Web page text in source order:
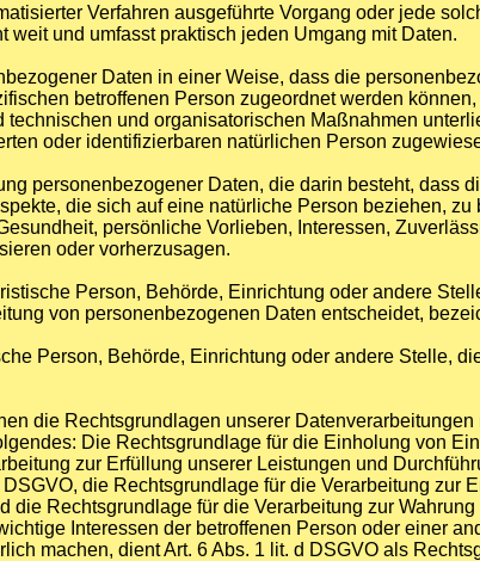
Verfahren ausgeführte Vorgang oder jede
und umfasst praktisch jeden Umgang mit Daten.
Daten in einer Weise, dass die
betroffenen Person zugeordnet werden
technischen und organisatorischen Maßnahmen
oder identifizierbaren natürlichen Person
personenbezogener Daten, die darin besteht, dass
die sich auf eine natürliche Person beziehen,
persönliche Vorlieben, Interessen,
oder vorherzusagen.
Person, Behörde, Einrichtung oder andere
von personenbezogenen Daten entscheidet,
Person, Behörde, Einrichtung oder andere Stelle,
die Rechtsgrundlagen unserer
Die Rechtsgrundlage für die Einholung von
zur Erfüllung unserer Leistungen und
die Rechtsgrundlage für die Verarbeitung zur
die Rechtsgrundlage für die Verarbeitung zur
Interessen der betroffenen Person oder einer
machen, dient Art. 6 Abs. 1 lit. d DSGVO als